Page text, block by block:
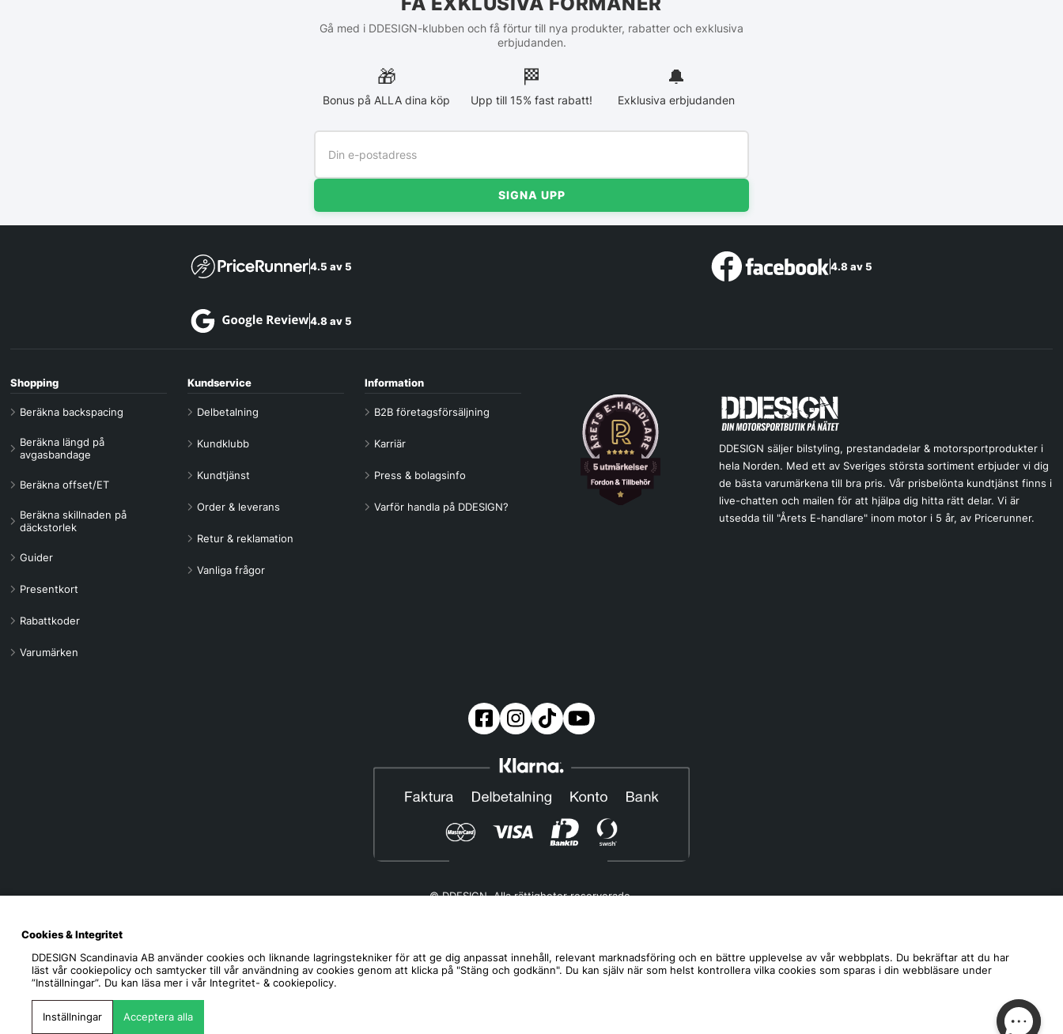
Gå med i DDESIGN-klubben och få förtur till nya produkter, rabatter och exklusiva
erbjudanden.
🎁
Bonus på ALLA dina köp
🏁︎
Upp till 15% fast rabatt!
🔔
Exklusiva erbjudanden
SIGNA UPP
4.5 av 5 4.8 av 5
4.8 av 5
Shopping
Beräkna backspacing
Beräkna längd på
avgasbandage
Beräkna offset/ET
Beräkna skillnaden på
däckstorlek
Guider
Presentkort
Rabattkoder
Varumärken
Kundservice
Delbetalning
Kundklubb
Kundtjänst
Order & leverans
Retur & reklamation
Vanliga frågor
Information
B2B företagsförsäljning
Karriär
Press & bolagsinfo
Varför handla på DDESIGN?
DDESIGN säljer bilstyling, prestandadelar & motorsportprodukter i
hela Norden. Med ett av Sveriges största sortiment erbjuder vi dig
de bästa varumärkena till bra pris. Vår prisbelönta kundtjänst finns i
live-chatten och mailen för att hjälpa dig hitta rätt delar. Vi är
utsedda till "Årets E-handlare" inom motor i 5 år, av Pricerunner.
© DDESIGN. Alla rättigheter reserverade.
Helgfria vardagar 10:00-12:00
Cookies & Integritet
DDESIGN Scandinavia AB använder cookies och liknande lagringstekniker för att ge dig anpassat innehåll, relevant marknadsföring och en bättre upplevelse av vår webbplats. Du bekräftar att du har
läst vår cookiepolicy och samtycker till vår användning av cookies genom att klicka på "Stäng och godkänn". Du kan själv när som helst kontrollera vilka cookies som sparas i din webbläsare under
”Inställningar”. Du kan läsa mer i vår Integritet- & cookiepolicy.
Inställningar Acceptera alla